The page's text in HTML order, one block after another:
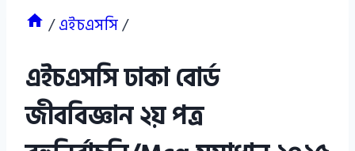
/এইচএসসি/
এইচএসসি ঢাকা বোর্ড
জীববিজ্ঞান ২য় পত্র